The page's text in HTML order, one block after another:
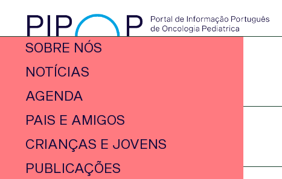
SOBRE NÓS
NOTÍCIAS
AGENDA
PAIS E AMIGOS
CRIANÇAS E JOVENS
PUBLICAÇÕES